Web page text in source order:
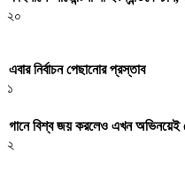
২০
এবার নির্বাচন পেছানোর প্রস্তাব
১
গানে বিশ্ব জয় করলেও এখন অভিনয়েই
২